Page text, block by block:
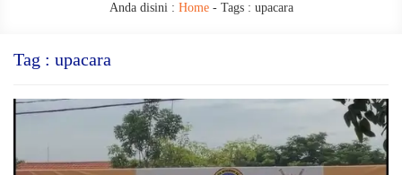
Anda disini : Home- Tags : upacara
Tag : upacara